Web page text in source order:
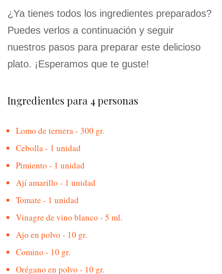
¿Ya tienes todos los ingredientes preparados?
Puedes verlos a continuación y seguir
nuestros pasos para preparar este delicioso
plato. ¡Esperamos que te guste!
Ingredientes para 4 personas
Lomo de ternera - 300 gr.
Cebolla - 1 unidad
Pimiento - 1 unidad
Ají amarillo - 1 unidad
Tomate - 1 unidad
Vinagre de vino blanco - 5 ml.
Ajo en polvo - 10 gr.
Comino - 10 gr.
Orégano en polvo - 10 gr.